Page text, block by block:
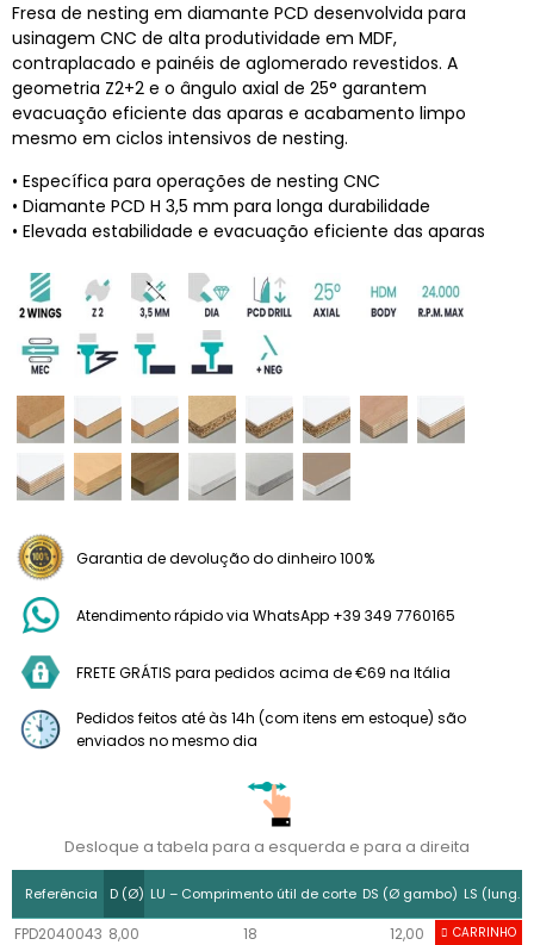
Fresa de nesting em diamante PCD desenvolvida para
usinagem CNC de alta produtividade em MDF,
contraplacado e painéis de aglomerado revestidos. A
geometria Z2+2 e o ângulo axial de 25° garantem
evacuação eficiente das aparas e acabamento limpo
mesmo em ciclos intensivos de nesting.
• Específica para operações de nesting CNC
• Diamante PCD H 3,5 mm para longa durabilidade
• Elevada estabilidade e evacuação eficiente das aparas
Garantia de devolução do dinheiro 100%
Atendimento rápido via WhatsApp +39 349 7760165
FRETE GRÁTIS para pedidos acima de €69 na Itália
Pedidos feitos até às 14h (com itens em estoque) são
enviados no mesmo dia
Desloque a tabela para a esquerda e para a direita
Referência D (Ø) LU – Comprimento útil de corte DS (Ø gambo) LS (lung.
FPD2040043 8,00 18 12,00 40
CARRINHO